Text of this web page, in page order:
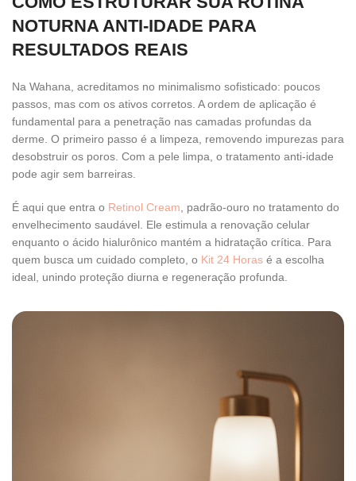
NOTURNA ANTI-IDADE PARA
RESULTADOS REAIS
Na Wahana, acreditamos no minimalismo sofisticado: poucos
passos, mas com os ativos corretos. A ordem de aplicação é
fundamental para a penetração nas camadas profundas da
derme. O primeiro passo é a limpeza, removendo impurezas para
desobstruir os poros. Com a pele limpa, o tratamento anti-idade
pode agir sem barreiras.
É aqui que entra o Retinol Cream , padrão-ouro no tratamento do
envelhecimento saudável. Ele estimula a renovação celular
enquanto o ácido hialurônico mantém a hidratação crítica. Para
quem busca um cuidado completo, o Kit 24 Horas é a escolha
ideal, unindo proteção diurna e regeneração profunda.